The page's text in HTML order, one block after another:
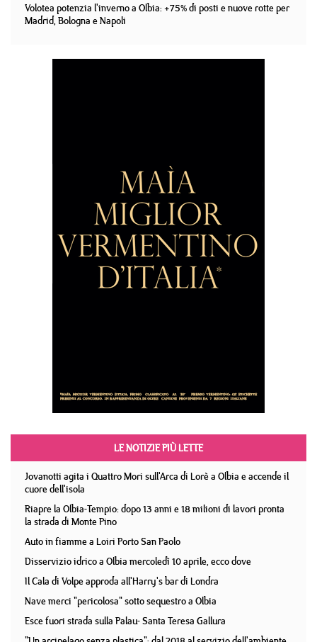
Volotea potenzia l'inverno a Olbia: +75% di posti e nuove rotte per
Madrid, Bologna e Napoli
LE NOTIZIE PIÙ LETTE
Jovanotti agita i Quattro Mori sull'Arca di Lorè a Olbia e accende il
cuore dell'isola
Riapre la Olbia-Tempio: dopo 13 anni e 18 milioni di lavori pronta
la strada di Monte Pino
Auto in fiamme a Loiri Porto San Paolo
Disservizio idrico a Olbia mercoledì 10 aprile, ecco dove
Il Cala di Volpe approda all'Harry's bar di Londra
Nave merci "pericolosa" sotto sequestro a Olbia
Esce fuori strada sulla Palau- Santa Teresa Gallura